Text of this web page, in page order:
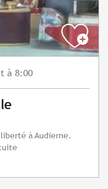
à 8:00
à Audierne.